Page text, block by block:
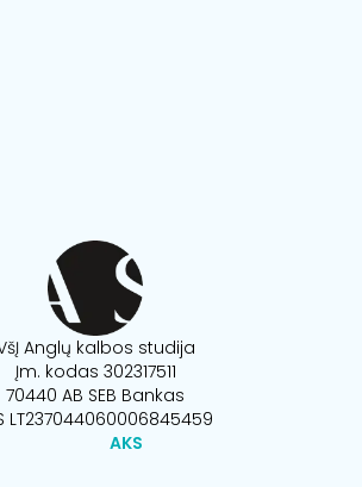
Anglų kalbos studija
Įm. kodas 302317511
70440 AB SEB Bankas
LT237044060006845459
AKS